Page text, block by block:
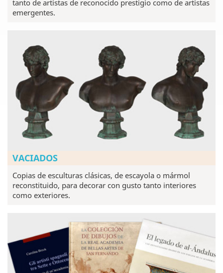
tanto de artistas de reconocido prestigio como de artistas
emergentes.
VACIADOS
Copias de esculturas clásicas, de escayola o mármol
reconstituido, para decorar con gusto tanto interiores
como exteriores.